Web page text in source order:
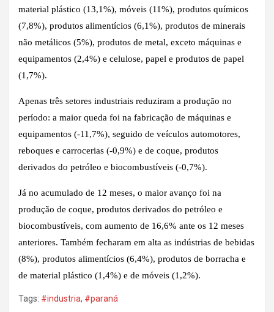
material plástico (13,1%), móveis (11%), produtos químicos
(7,8%), produtos alimentícios (6,1%), produtos de minerais
não metálicos (5%), produtos de metal, exceto máquinas e
equipamentos (2,4%) e celulose, papel e produtos de papel
(1,7%).
Apenas três setores industriais reduziram a produção no
período: a maior queda foi na fabricação de máquinas e
equipamentos (-11,7%), seguido de veículos automotores,
reboques e carrocerias (-0,9%) e de coque, produtos
derivados do petróleo e biocombustíveis (-0,7%).
Já no acumulado de 12 meses, o maior avanço foi na
produção de coque, produtos derivados do petróleo e
biocombustíveis, com aumento de 16,6% ante os 12 meses
anteriores. Também fecharam em alta as indústrias de bebidas
(8%), produtos alimentícios (6,4%), produtos de borracha e
de material plástico (1,4%) e de móveis (1,2%).
Tags: #industria, #paraná